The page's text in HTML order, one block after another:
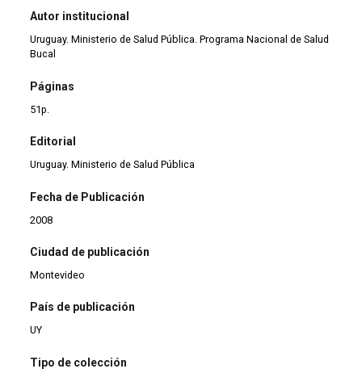
Autor institucional
Uruguay. Ministerio de Salud Pública. Programa Nacional de Salud
Bucal
Páginas
51p.
Editorial
Uruguay. Ministerio de Salud Pública
Fecha de Publicación
2008
Ciudad de publicación
Montevideo
País de publicación
UY
Tipo de colección